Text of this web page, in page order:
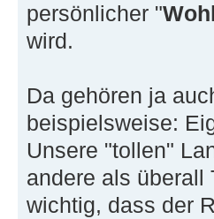
persönlicher "
wird.
Da gehören ja
beispielsweise:
Unsere "tollen"
andere als überall
wichtig, dass der